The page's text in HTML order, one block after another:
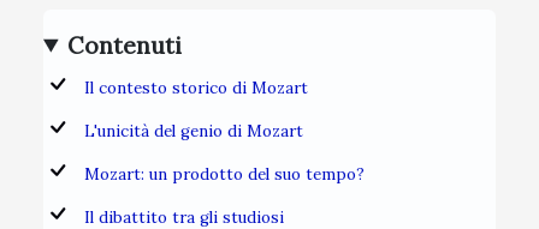
Contenuti
Il contesto storico di Mozart
L'unicità del genio di Mozart
Mozart: un prodotto del suo tempo?
Il dibattito tra gli studiosi